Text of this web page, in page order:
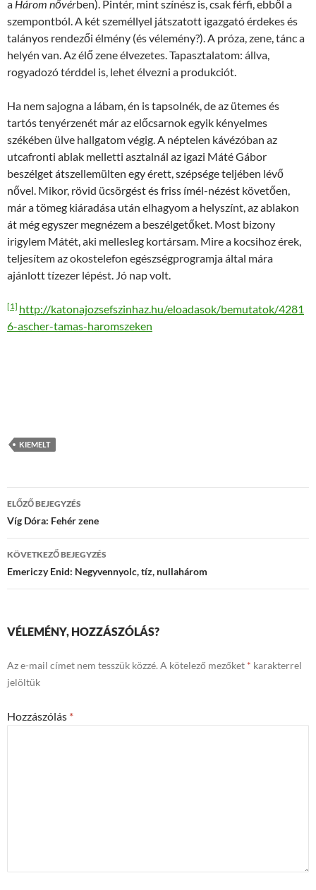
a Három nővérben). Pintér, mint színész is, csak férfi, ebből a
szempontból. A két személlyel játszatott igazgató érdekes és
talányos rendezői élmény (és vélemény?). A próza, zene, tánc a
helyén van. Az élő zene élvezetes. Tapasztalatom: állva,
rogyadozó térddel is, lehet élvezni a produkciót.
Ha nem sajogna a lábam, én is tapsolnék, de az ütemes és
tartós tenyérzenét már az előcsarnok egyik kényelmes
székében ülve hallgatom végig. A néptelen kávézóban az
utcafronti ablak melletti asztalnál az igazi Máté Gábor
beszélget átszellemülten egy érett, szépsége teljében lévő
nővel. Mikor, rövid ücsörgést és friss ímél-nézést követően,
már a tömeg kiáradása után elhagyom a helyszínt, az ablakon
át még egyszer megnézem a beszélgetőket. Most bizony
irigylem Mátét, aki mellesleg kortársam. Mire a kocsihoz érek,
teljesítem az okostelefon egészségprogramja által mára
ajánlott tízezer lépést. Jó nap volt.
[1] http://katonajozsefszinhaz.hu/eloadasok/bemutatok/4281
6-ascher-tamas-haromszeken
KIEMELT
Bejegyzések
navigációja
ELŐZŐ BEJEGYZÉS
Víg Dóra: Fehér zene
KÖVETKEZŐ BEJEGYZÉS
Emericzy Enid: Negyvennyolc, tíz, nullahárom
VÉLEMÉNY, HOZZÁSZÓLÁS?
Az e-mail címet nem tesszük közzé. A kötelező mezőket * karakterrel
jelöltük
Hozzászólás *